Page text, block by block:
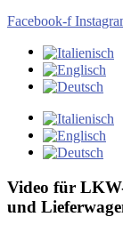
Facebook-f
Video für
und